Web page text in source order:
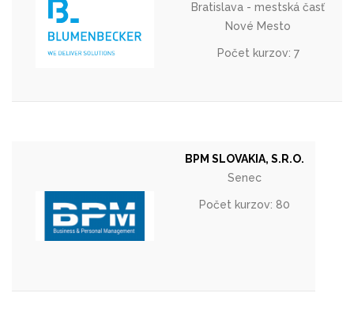
Bratislava - mestská časť
Nové Mesto
Počet kurzov: 7
BPM SLOVAKIA, S.R.O.
Senec
Počet kurzov: 80